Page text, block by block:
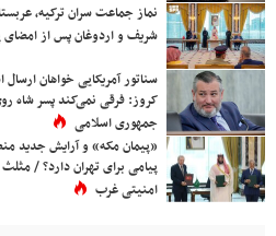
نماز جماعت سران ترکیه،
شریف و اردوغان پس از امضای
سناتور آمریکایی خواهان
کروز: فرقی نمی‌کند پسر شاه
جمهوری اسلامی
«پیمان مکه» و آرایش جدید
پیامی برای تهران دارد؟ / مثلث
امنیتی غرب